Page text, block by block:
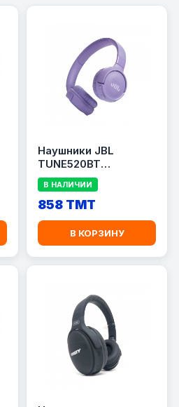
Наушники JBL
TUNE520BT
Фиолетовый
В НАЛИЧИИ
858 TMT
В КОРЗИНУ